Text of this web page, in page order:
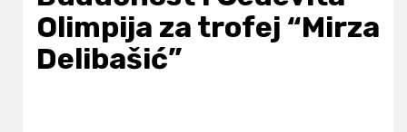
Olimpija za trofej “Mirza
Delibašić”